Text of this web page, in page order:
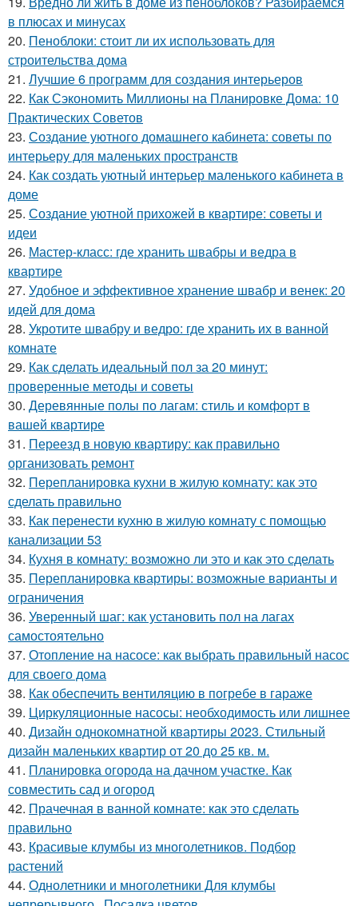
в плюсах и минусах
20. Пеноблоки: стоит ли их использовать для
строительства дома
21. Лучшие 6 программ для создания интерьеров
22. Как Сэкономить Миллионы на Планировке Дома: 10
Практических Советов
23. Создание уютного домашнего кабинета: советы по
интерьеру для маленьких пространств
24. Как создать уютный интерьер маленького кабинета в
доме
25. Создание уютной прихожей в квартире: советы и
идеи
26. Мастер-класс: где хранить швабры и ведра в
квартире
27. Удобное и эффективное хранение швабр и венек: 20
идей для дома
28. Укротите швабру и ведро: где хранить их в ванной
комнате
29. Как сделать идеальный пол за 20 минут:
проверенные методы и советы
30. Деревянные полы по лагам: стиль и комфорт в
вашей квартире
31. Переезд в новую квартиру: как правильно
организовать ремонт
32. Перепланировка кухни в жилую комнату: как это
сделать правильно
33. Как перенести кухню в жилую комнату с помощью
канализации 53
34. Кухня в комнату: возможно ли это и как это сделать
35. Перепланировка квартиры: возможные варианты и
ограничения
36. Уверенный шаг: как установить пол на лагах
самостоятельно
37. Отопление на насосе: как выбрать правильный насос
для своего дома
38. Как обеспечить вентиляцию в погребе в гараже
39. Циркуляционные насосы: необходимость или лишнее
40. Дизайн однокомнатной квартиры 2023. Стильный
дизайн маленьких квартир от 20 до 25 кв. м.
41. Планировка огорода на дачном участке. Как
совместить сад и огород
42. Прачечная в ванной комнате: как это сделать
правильно
43. Красивые клумбы из многолетников. Подбор
растений
44. Однолетники и многолетники Для клумбы